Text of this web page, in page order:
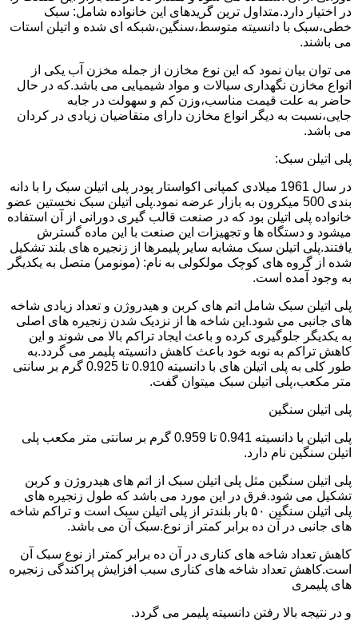
در اختیار دارد.متداول ترین گریدهای این خانواده شامل: سبک
خطی،سبک با دانسیته متوسط،سنگین،شبکه ای شده و اتیلن استات
می باشند.
می توان بیان نمود که این نوع مخازن از جمله مخزن آب یکی از
انواع مخازن نگهداری سیالات و مواد شیمیایی می باشد.که در حال
حاضر به علت قیمت مناسب،وزن کم و سهولت در جابه
جایی،نسبت به دیگر انواع مخازن دارای متقاضیان زیادی در کردان
می باشد.
پلی اتیلن سبک:
در سال 1961 میلادی کمپانی اکواستار پودر پلی اتیلن سبک را با دانه
بندی 500 میکرون به بازار عرضه نمود.پلی اتیلن سبک نخستین عضو
خانواده پلی اتیلن بود که در صنعت قالب گیری دورانی از آن استفاده
میشود و دستگاه ها و تجهیزات این صنعت با این ماده گسترش
یافتند.پلی اتیلن سبک مشابه سایر پلیمرها از زنجیره های بلند تشکیل
شده از گروه های کوچک مولکولی به نام: (مونومر) متصل به یکدیگر
به وجود آمده است.
پلی اتیلن سبک شامل اتم های کربن و هیدروژن و تعداد زیادی شاخه
های جانبی می شود.این شاخه ها از نزدیک شدن زنجیره های اصلی
به یکدیگر جلوگیری کرده و باعث ایجاد تراکم بالا می شوند و این
کاهش تراکم به نوبه خود باعث کاهش دانسیته پلیمر می گردد.به
طور کلی به پلی اتیلن های با دانسیته 0.910 تا 0.925 گرم بر سانتی
متر مکعب،پلی اتیلن سبک میتوان گفت.
پلی اتیلن سنگین
پلی اتیلن با دانسیته 0.941 تا 0.959 گرم بر سانتی متر مکعب پلی
اتیلن سنگین نام دارد.
پلی اتیلن سنگین مثل پلی اتیلن سبک از اتم های هیدروژن و کربن
تشکیل می شود.فرق در این مورد می باشد که طول زنجیره های
پلی اتیلن سنگین ۵۰ بار بلندتر از پلی اتیلن سبک است و تراکم شاخه
های جانبی در آن ده برابر کمتر از نوع.سبک آن می باشد.
کاهش تعداد شاخه های کناری در آن ده برابر کمتر از نوع سبک آن
است.کاهش تعداد شاخه های کناری سبب افزایش پراکندگی زنجیره
های پلیمری
و در نتیجه بالا رفتن دانسیته پلیمر می گردد.